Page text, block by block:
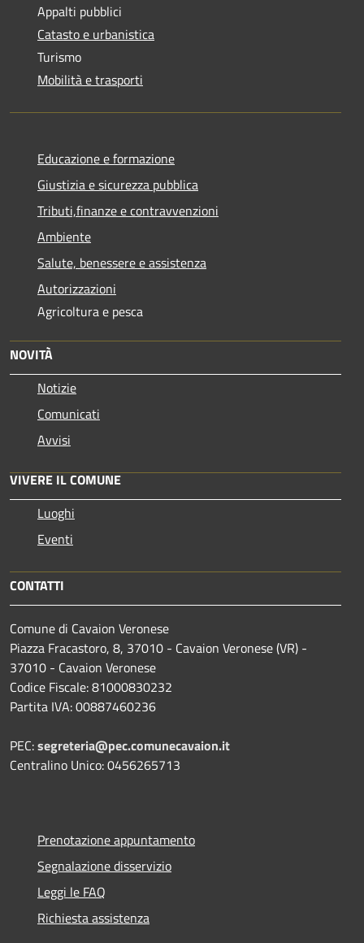
Appalti pubblici
Catasto e urbanistica
Turismo
Mobilità e trasporti
Educazione e formazione
Giustizia e sicurezza pubblica
Tributi,finanze e contravvenzioni
Ambiente
Salute, benessere e assistenza
Autorizzazioni
Agricoltura e pesca
NOVITÀ
Notizie
Comunicati
Avvisi
VIVERE IL COMUNE
Luoghi
Eventi
CONTATTI
Comune di Cavaion Veronese
Piazza Fracastoro, 8, 37010 - Cavaion Veronese (VR) -
37010 - Cavaion Veronese
Codice Fiscale: 81000830232
Partita IVA: 00887460236
PEC:segreteria@pec.comunecavaion.it
Centralino Unico: 0456265713
Prenotazione appuntamento
Segnalazione disservizio
Leggi le FAQ
Richiesta assistenza